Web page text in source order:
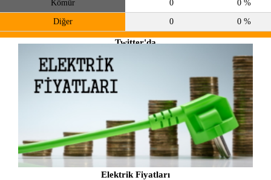
Kömür 0 0 %
Diğer 0 0 %
Twitter'da
@enerjiatlasi
Elektrik Fiyatları